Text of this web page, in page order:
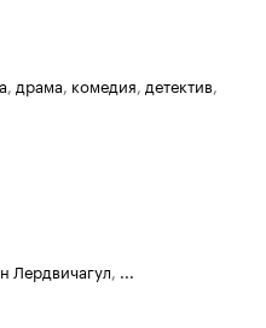
, драма, комедия, детектив,
Лердвичагул, ...